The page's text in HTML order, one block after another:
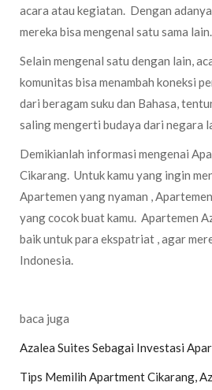
acara atau kegiatan. Dengan
mereka bisa mengenal satu sama lain.
Selain mengenal satu dengan lain,
komunitas bisa menambah koneksi
dari beragam suku dan Bahasa,
saling mengerti budaya dari negara
Demikianlah informasi mengenai
Cikarang. Untuk kamu yang ingin
Apartemen yang nyaman ,
yang cocok buat kamu. Apartemen
baik untuk para ekspatriat , agar
Indonesia.
baca juga
Azalea Suites Sebagai Investasi
Tips Memilih Apartment Cikarang,